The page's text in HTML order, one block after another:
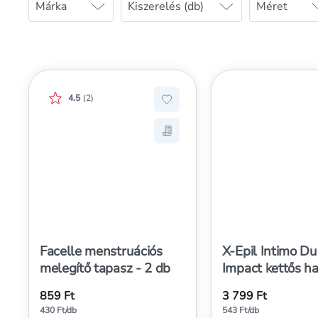
Márka Kiszerelés (db) Méret
Facelle menstruációs
melegítő tapasz - 2 db
Értékelés pontszáma:
4.5 (2)
Hozzáadás a kedvencekhez,
Mentés a bevásárló listára,
859 Ft
430 Ft/db
X-Epil Intimo
Impact kettős
3 799 Ft
543 Ft/db